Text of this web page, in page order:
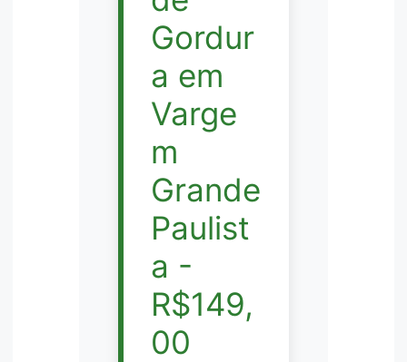
Gordur
a em
Varge
m
Grande
Paulist
a -
R$149,
00